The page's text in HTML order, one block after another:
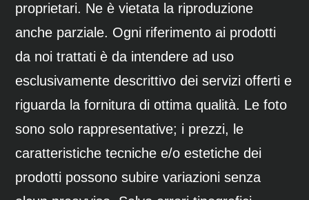
proprietari. Ne è vietata la riproduzione
anche parziale. Ogni riferimento ai prodotti
da noi trattati è da intendere ad uso
esclusivamente descrittivo dei servizi offerti e
riguarda la fornitura di ottima qualità. Le foto
sono solo rappresentative; i prezzi, le
caratteristiche tecniche e/o estetiche dei
prodotti possono subire variazioni senza